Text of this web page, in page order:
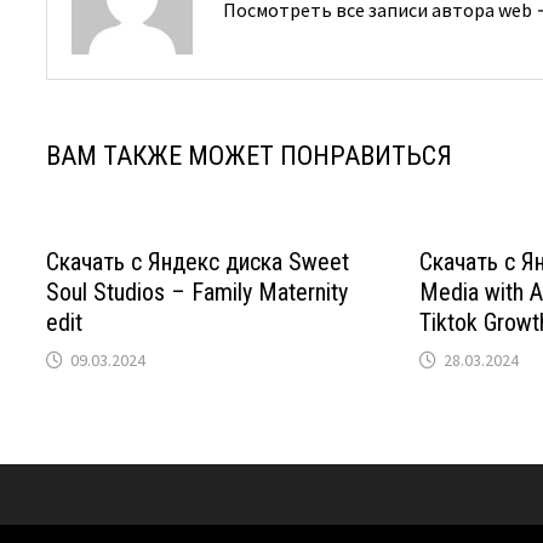
Посмотреть все записи автора web
ВАМ ТАКЖЕ МОЖЕТ ПОНРАВИТЬСЯ
Скачать с Яндекс диска Sweet
Soul Studios – Family Maternity
edit
09.03.2024
Скачать с
Media with
Tiktok
28.03.2024